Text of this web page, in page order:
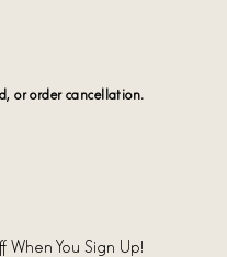
or order cancellation.
When You Sign Up!